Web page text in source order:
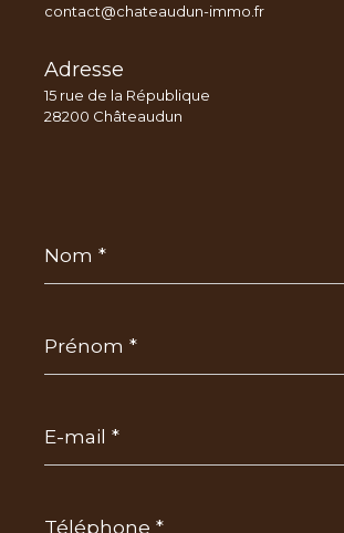
contact@chateaudun-immo.fr
Adresse
15 rue de la République
28200 Châteaudun
mail
*
*